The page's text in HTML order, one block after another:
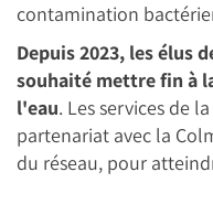
contamination
Depuis 2023, les élus
souhaité mettre fin à
l'eau. Les services de
partenariat avec la
du réseau, pour